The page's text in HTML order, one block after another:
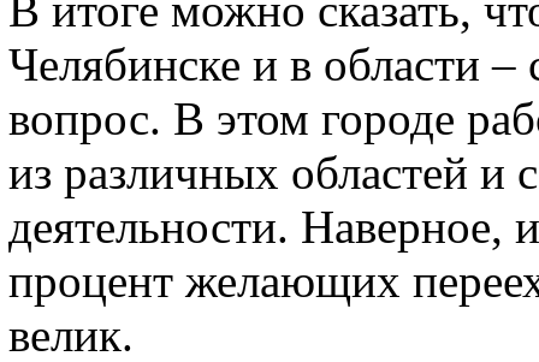
Челябинске и в области
вопрос. В этом городе
из различных областей и
деятельности. Наверное,
процент желающих
велик.